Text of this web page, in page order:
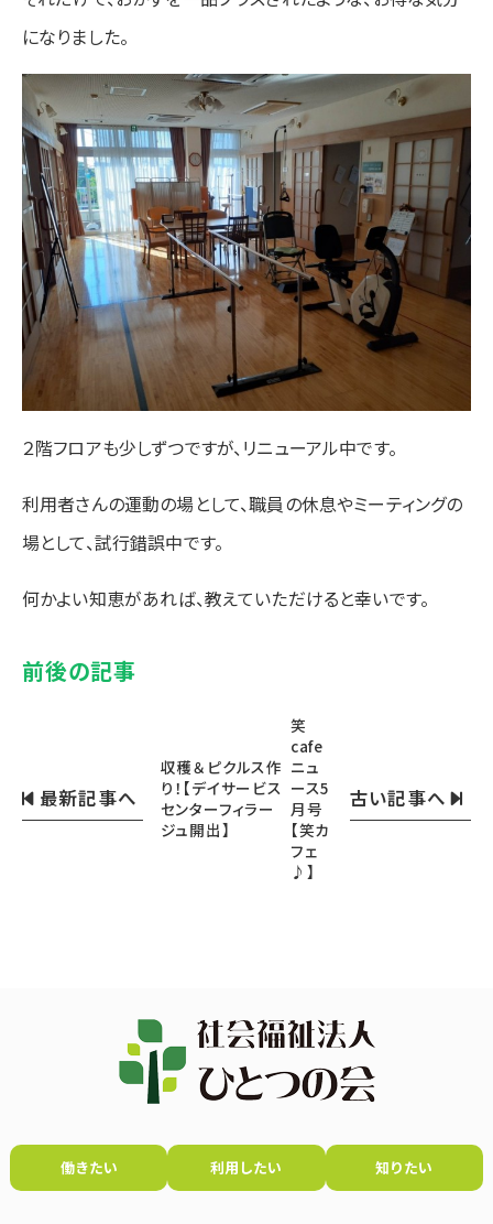
になりました。
２階フロアも少しずつですが、リニューアル中です。
利用者さんの運動の場として、職員の休息やミーティングの
場として、試行錯誤中です。
何かよい知恵があれば、教えていただけると幸いです。
前後の記事
最新記事へ
収穫＆ピクルス作
り！【デイサービス
センターフィラー
ジュ開出】
古い記事へ
笑
cafe
ニュ
ース5
月号
【笑カ
フェ
♪】
働きたい 利用したい 知りたい